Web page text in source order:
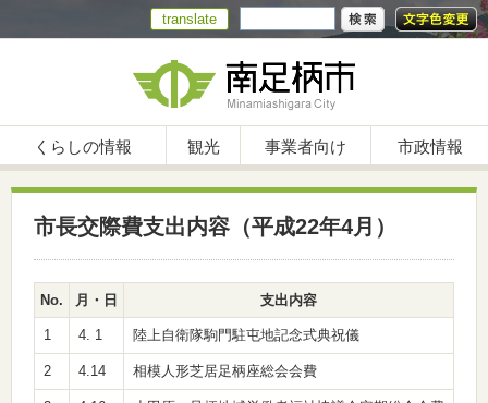
translate
くらしの情報 観光 事業者向け 市政情報
市長交際費支出内容（平成22年4月）
No. 月・日 支出内容
1 4. 1 陸上自衛隊駒門駐屯地記念式典祝儀
2 4.14 相模人形芝居足柄座総会会費